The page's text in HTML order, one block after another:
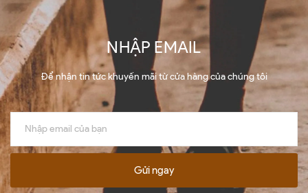
NHẬP EMAIL
Để nhận tin tức khuyến mãi từ cửa hàng của chúng tôi
Gửi ngay